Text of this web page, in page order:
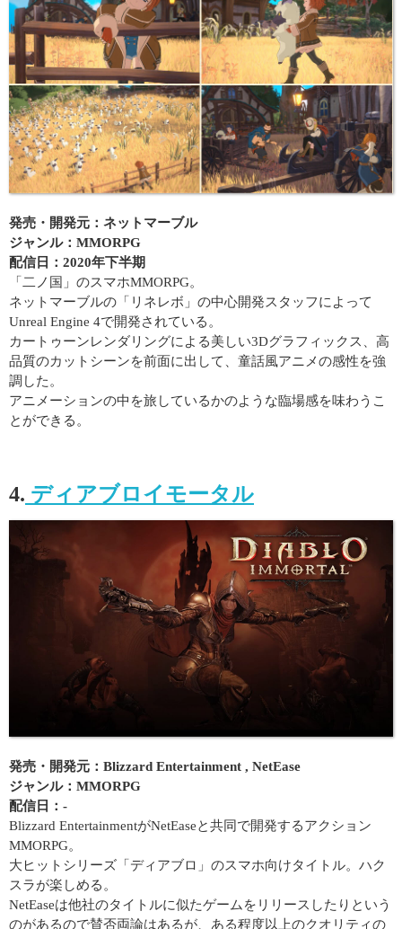
発売・開発元：ネットマーブル
ジャンル：MMORPG
配信日：2020年下半期
「二ノ国」のスマホMMORPG。
ネットマーブルの「リネレボ」の中心開発スタッフによって
Unreal Engine 4で開発されている。
カートゥーンレンダリングによる美しい3Dグラフィックス、高
品質のカットシーンを前面に出して、童話風アニメの感性を強
調した。
アニメーションの中を旅しているかのような臨場感を味わうこ
とができる。
4. ディアブロイモータル
発売・開発元：Blizzard Entertainment , NetEase
ジャンル：MMORPG
配信日：-
Blizzard EntertainmentがNetEaseと共同で開発するアクション
MMORPG。
大ヒットシリーズ「ディアブロ」のスマホ向けタイトル。ハク
スラが楽しめる。
NetEaseは他社のタイトルに似たゲームをリリースしたりという
のがあるので賛否両論はあるが、ある程度以上のクオリティの